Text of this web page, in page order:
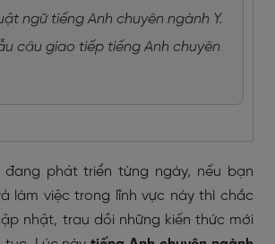
ngữ tiếng Anh chuyên ngành Y.
câu giao tiếp tiếng Anh chuyên
đang phát triển từng ngày, nếu bạn
làm việc trong lĩnh vực này thì chắc
nhật, trau dồi những kiến thức mới